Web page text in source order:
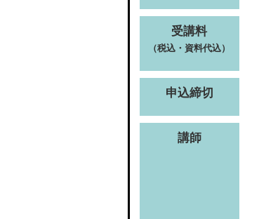
受講料
（税込・資料代込）
申込締切
講師